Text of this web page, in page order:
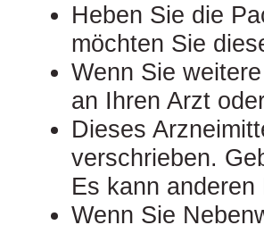
Heben Sie die
möchten Sie
Wenn Sie
an Ihren Arzt
Dieses
verschrieben.
Es kann
Wenn Sie